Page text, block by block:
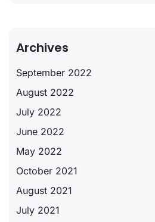
Archives
September 2022
August 2022
July 2022
June 2022
May 2022
October 2021
August 2021
July 2021